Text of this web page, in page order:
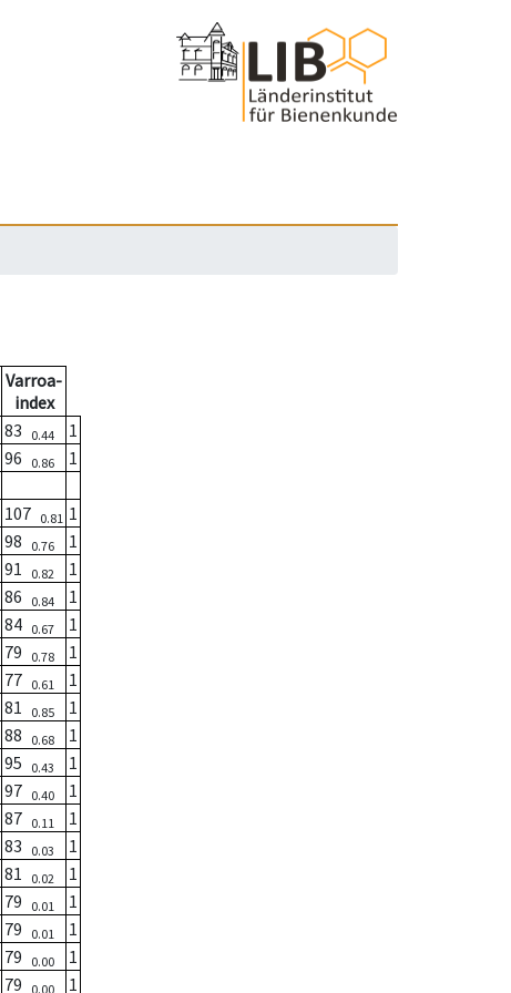
Varroa-
index
83 0.44
1
96 0.86
1
107 0.81 1
98 0.76
1
91 0.82
1
86 0.84
1
84 0.67
1
79 0.78
1
77 0.61
1
81 0.85
1
88 0.68
1
95 0.43
1
97 0.40
1
87 0.11
1
83 0.03
1
81 0.02
1
79 0.01
1
79 0.01
1
79 0.00
1
79 0.00 1